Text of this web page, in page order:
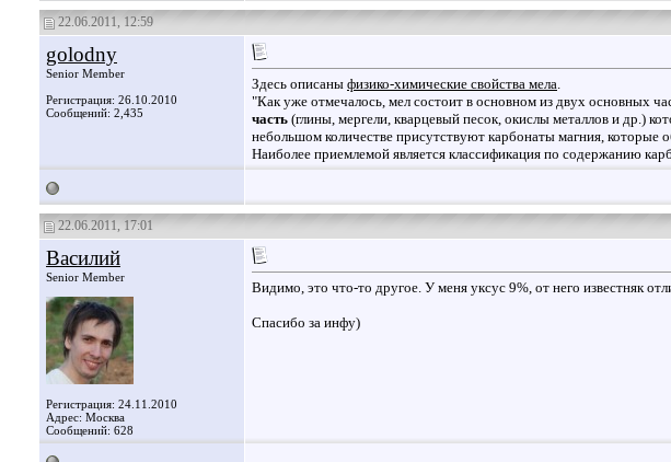
22.06.2011, 12:59
golodny
Senior Member
Регистрация: 26.10.2010
Сообщений: 2,435
Здесь описаны физико-химические свойства мела.
"Как уже отмечалось, мел состоит в основном из двух основных
часть (глины, мергели, кварцевый песок, окислы металлов и др.)
небольшом количестве присутствуют карбонаты магния, которые
Наиболее приемлемой является классификация по содержанию
22.06.2011, 17:01
Василий
Senior Member
Регистрация: 24.11.2010
Адрес: Москва
Сообщений: 628
Видимо, это что-то другое. У меня уксус 9%, от него известняк
Спасибо за инфу)